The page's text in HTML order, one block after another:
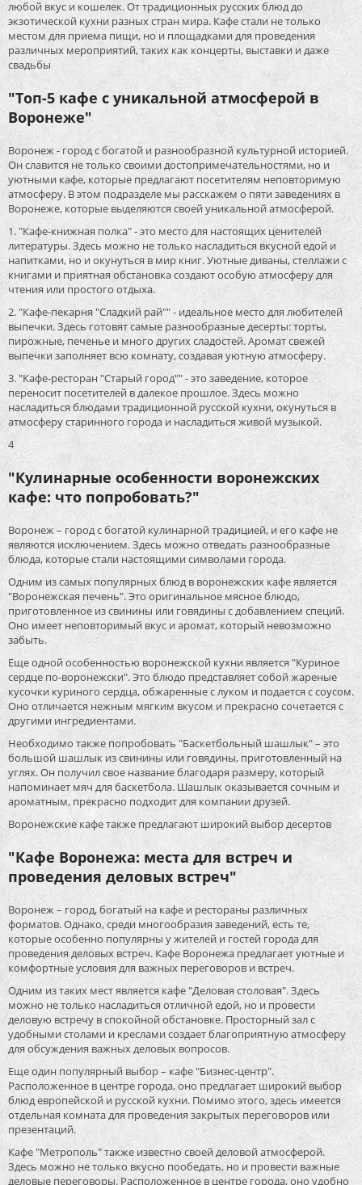
любой вкус и кошелек. От традиционных русских блюд до
экзотической кухни разных стран мира. Кафе стали не только
местом для приема пищи, но и площадками для проведения
различных мероприятий, таких как концерты, выставки и даже
свадьбы
"Топ-5 кафе с уникальной атмосферой в
Воронеже"
Воронеж - город с богатой и разнообразной культурной историей.
Он славится не только своими достопримечательностями, но и
уютными кафе, которые предлагают посетителям неповторимую
атмосферу. В этом подразделе мы расскажем о пяти заведениях в
Воронеже, которые выделяются своей уникальной атмосферой.
1. "Кафе-книжная полка" - это место для настоящих ценителей
литературы. Здесь можно не только насладиться вкусной едой и
напитками, но и окунуться в мир книг. Уютные диваны, стеллажи с
книгами и приятная обстановка создают особую атмосферу для
чтения или простого отдыха.
2. "Кафе-пекарня "Сладкий рай"" - идеальное место для любителей
выпечки. Здесь готовят самые разнообразные десерты: торты,
пирожные, печенье и много других сладостей. Аромат свежей
выпечки заполняет всю комнату, создавая уютную атмосферу.
3. "Кафе-ресторан "Старый город"" - это заведение, которое
переносит посетителей в далекое прошлое. Здесь можно
насладиться блюдами традиционной русской кухни, окунуться в
атмосферу старинного города и насладиться живой музыкой.
4
"Кулинарные особенности воронежских
кафе: что попробовать?"
Воронеж – город с богатой кулинарной традицией, и его кафе не
являются исключением. Здесь можно отведать разнообразные
блюда, которые стали настоящими символами города.
Одним из самых популярных блюд в воронежских кафе является
"Воронежская печень". Это оригинальное мясное блюдо,
приготовленное из свинины или говядины с добавлением специй.
Оно имеет неповторимый вкус и аромат, который невозможно
забыть.
Еще одной особенностью воронежской кухни является "Куриное
сердце по-воронежски". Это блюдо представляет собой жареные
кусочки куриного сердца, обжаренные с луком и подается с соусом.
Оно отличается нежным мягким вкусом и прекрасно сочетается с
другими ингредиентами.
Необходимо также попробовать "Баскетбольный шашлык" – это
большой шашлык из свинины или говядины, приготовленный на
углях. Он получил свое название благодаря размеру, который
напоминает мяч для баскетбола. Шашлык оказывается сочным и
ароматным, прекрасно подходит для компании друзей.
Воронежские кафе также предлагают широкий выбор десертов
"Кафе Воронежа: места для встреч и
проведения деловых встреч"
Воронеж – город, богатый на кафе и рестораны различных
форматов. Однако, среди многообразия заведений, есть те,
которые особенно популярны у жителей и гостей города для
проведения деловых встреч. Кафе Воронежа предлагает уютные и
комфортные условия для важных переговоров и встреч.
Одним из таких мест является кафе "Деловая столовая". Здесь
можно не только насладиться отличной едой, но и провести
деловую встречу в спокойной обстановке. Просторный зал с
удобными столами и креслами создает благоприятную атмосферу
для обсуждения важных деловых вопросов.
Еще один популярный выбор – кафе "Бизнес-центр".
Расположенное в центре города, оно предлагает широкий выбор
блюд европейской и русской кухни. Помимо этого, здесь имеется
отдельная комната для проведения закрытых переговоров или
презентаций.
Кафе "Метрополь" также известно своей деловой атмосферой.
Здесь можно не только вкусно пообедать, но и провести важные
деловые переговоры. Расположенное в центре города, оно удобно